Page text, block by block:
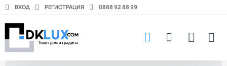
ВХОД РЕГИСТРАЦИЯ 0888 92 88 99